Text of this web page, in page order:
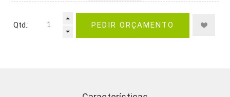
Qtd.: PEDIR ORÇAMENTO